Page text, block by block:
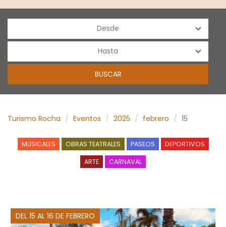
Turismo Rocha Eventos 2025 febrero 15
MUSICALES OBRAS TEATRALES PASEOS DEPORTIVOS
ARTE CARNAVAL
DEL 15 AL 16 DE FEBRERO